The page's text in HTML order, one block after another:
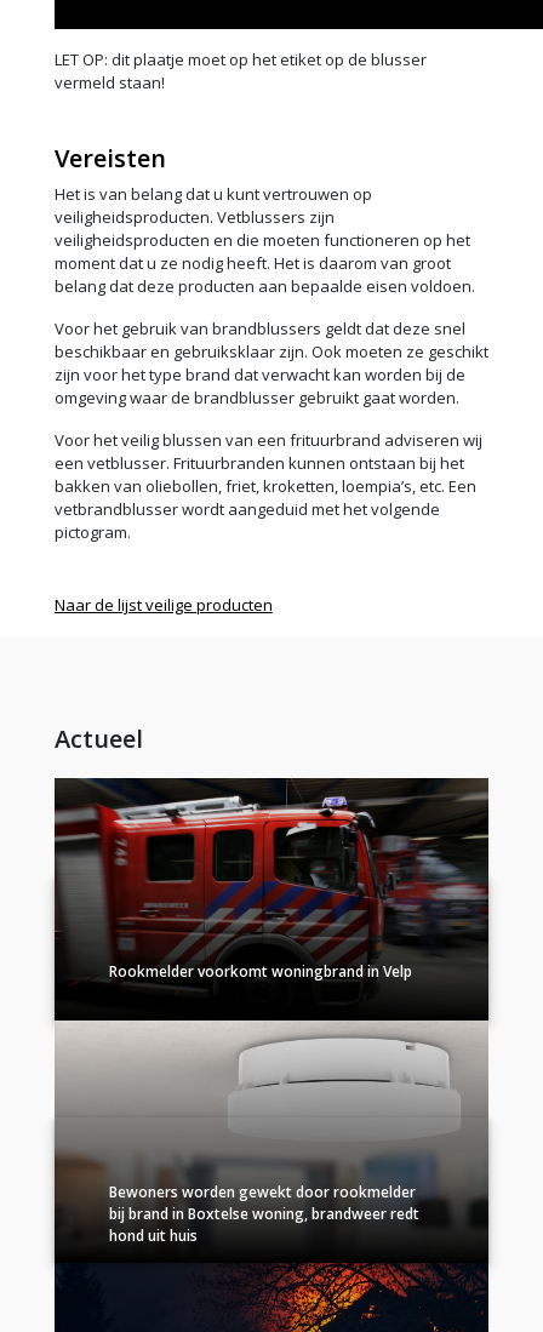
LET OP: dit plaatje moet op het etiket op de blusser
vermeld staan!
Vereisten
Het is van belang dat u kunt vertrouwen op
veiligheidsproducten. Vetblussers zijn
veiligheidsproducten en die moeten functioneren op het
moment dat u ze nodig heeft. Het is daarom van groot
belang dat deze producten aan bepaalde eisen voldoen.
Voor het gebruik van brandblussers geldt dat deze snel
beschikbaar en gebruiksklaar zijn. Ook moeten ze geschikt
zijn voor het type brand dat verwacht kan worden bij de
omgeving waar de brandblusser gebruikt gaat worden.
Voor het veilig blussen van een frituurbrand adviseren wij
een vetblusser. Frituurbranden kunnen ontstaan bij het
bakken van oliebollen, friet, kroketten, loempia’s, etc. Een
vetbrandblusser wordt aangeduid met het volgende
pictogram.
Naar de lijst veilige producten
Actueel
Rookmelder voorkomt woningbrand in Velp
Bewoners worden gewekt door rookmelder
bij brand in Boxtelse woning, brandweer redt
hond uit huis